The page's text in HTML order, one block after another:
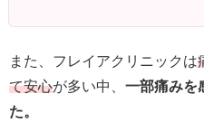
また、フレイアクリニックは
て安心が多い中、 一部痛みを
た。